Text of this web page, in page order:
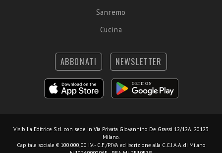
Sanremo
Cucina
ABBONATI NEWSLETTER
Visibilia Editrice S.r.l. con sede in Via Privata Giovannino De Grassi 12/12A, 20123
Milano.
Capitale sociale € 100.000,00 I.V. - C.F./P.IVA ed iscrizione alla C.C.I.A.A. di Milano